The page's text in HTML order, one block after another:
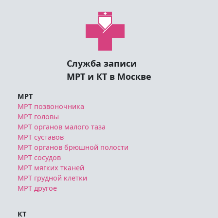
МРТ и КТ в Москве
МРТ
МРТ позвоночника
МРТ головы
МРТ органов малого таза
МРТ суставов
МРТ органов брюшной полости
МРТ сосудов